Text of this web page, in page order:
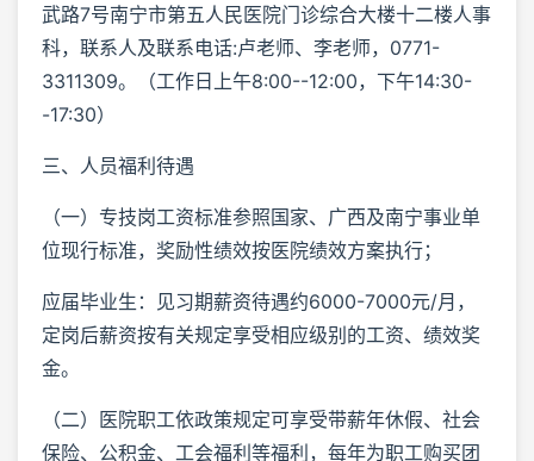
武路7号南宁市第五人民医院门诊综合大楼十二楼人事
科，联系人及联系电话:卢老师、李老师，0771-
3311309。（工作日上午8:00--12:00，下午14:30-
-17:30）
三、人员福利待遇
（一）专技岗工资标准参照国家、广西及南宁事业单
位现行标准，奖励性绩效按医院绩效方案执行；
应届毕业生：见习期薪资待遇约6000-7000元/月，
定岗后薪资按有关规定享受相应级别的工资、绩效奖
金。
（二）医院职工依政策规定可享受带薪年休假、社会
保险、公积金、工会福利等福利，每年为职工购买团